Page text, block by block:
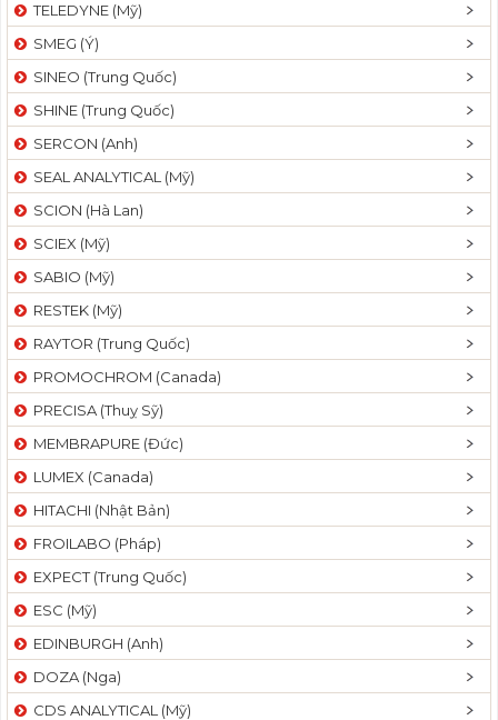
n
TELEDYNE (Mỹ)
SMEG (Ý)
SINEO (Trung Quốc)
SHINE (Trung Quốc)
SERCON (Anh)
SEAL ANALYTICAL (Mỹ)
SCION (Hà Lan)
SCIEX (Mỹ)
SABIO (Mỹ)
RESTEK (Mỹ)
RAYTOR (Trung Quốc)
PROMOCHROM (Canada)
PRECISA (Thuỵ Sỹ)
MEMBRAPURE (Đức)
LUMEX (Canada)
HITACHI (Nhật Bản)
FROILABO (Pháp)
EXPECT (Trung Quốc)
ESC (Mỹ)
EDINBURGH (Anh)
DOZA (Nga)
CDS ANALYTICAL (Mỹ)